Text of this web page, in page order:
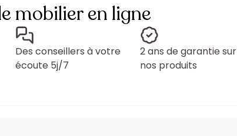
mobilier en ligne
Des conseillers à votre
écoute 5j/7
2 ans de garantie sur
nos produits